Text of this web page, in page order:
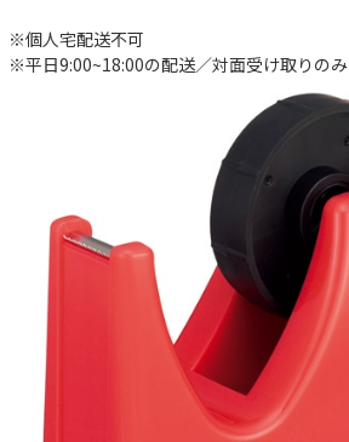
※個人宅配送不可
※平日9:00~18:00の配送／対面受け取りのみ